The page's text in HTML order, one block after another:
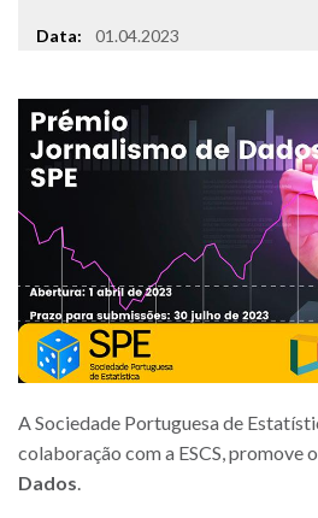
Local
Data: 01.04.2023
Imagem
A Sociedade Portuguesa de
colaboração com a ESCS, promove o
Dados.